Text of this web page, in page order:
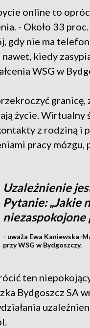
online to
- Około 33
gdy nie ma
nawet, kiedy
WSG w
granicę,
życie.
z rodziną i
pracy mózgu,
Uzależnienie
Pytanie: „Jakie
niezaspokojone
- uważa Ewa Kaniewska-
przy WSG w Bydgoszczy.
ten
Bydgoszcz SA